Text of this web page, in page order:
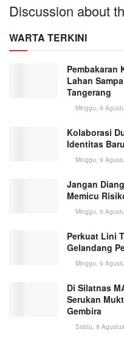
Discussion about
WARTA TERKINI
Pembakaran
Lahan
Tangerang
Minggu, 9
Kolaborasi
Identitas
Minggu, 9
Jangan
Memicu
Minggu, 9
Perkuat Lini
Gelandang
Minggu, 9
Di Silatnas
Serukan
Gembira
Sabtu, 8